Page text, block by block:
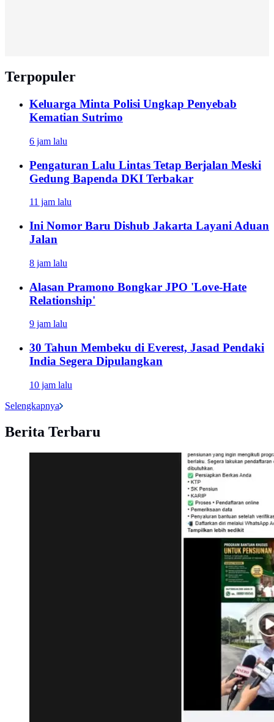
Terpopuler
Keluarga Minta Polisi Ungkap Penyebab
Kematian Sutrimo
6 jam lalu
Pengaturan Lalu Lintas Tetap Berjalan Meski
Gedung Bapenda DKI Terbakar
11 jam lalu
Ini Nomor Baru Dishub Jakarta Layani Aduan
Jalan
8 jam lalu
Alasan Pramono Bongkar JPO 'Love-Hate
Relationship'
9 jam lalu
30 Tahun Membeku di Everest, Jasad Pendaki
India Segera Dipulangkan
10 jam lalu
Selengkapnya
Berita Terbaru